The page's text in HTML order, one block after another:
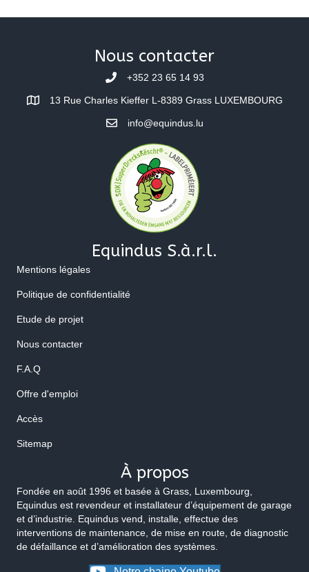
Nous contacter
+352 23 65 14 93
13 Rue Charles Kieffer L-8389 Grass LUXEMBOURG
info@equindus.lu
Equindus S.à.r.l.
Mentions légales
Politique de confidentialité
Etude de projet
Nous contacter
F.A.Q
Offre d'emploi
Accès
Sitemap
À propos
Fondée en août 1996 et basée à Grass, Luxembourg,
Equindus est revendeur et installateur d’équipement de garage
et d’industrie. Equindus vend, installe, effectue des
interventions de maintenance, de mise en route, de diagnostic
de défaillance et d’amélioration des systèmes.